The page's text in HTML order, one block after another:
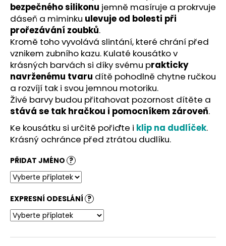
bezpečného silikonu jemně masíruje a prokrvuje
dáseň a miminku ulevuje od bolesti při
prořezávání zoubků.
Kromě toho vyvolává slintání, které chrání před
vznikem zubního kazu. Kulaté kousátko v
krásných barvách si díky svému prakticky
navrženému tvaru dítě pohodlně chytne ručkou
a rozvíjí tak i svou jemnou motoriku.
Živé barvy budou přitahovat pozornost dítěte a
stává se tak hračkou i pomocníkem zároveň.
Ke kousátku si určitě pořiďte i klip na dudlíček.
Krásný ochránce před ztrátou dudlíku.
PŘIDAT JMÉNO ?
EXPRESNÍ ODESLÁNÍ ?
HLEDAT
D
o
p
o
r
u
č
u
j
m
e